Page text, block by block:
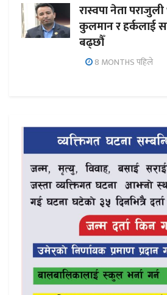
रास्वपा नेता
कुलमान र हर्कलाई
बढ्छौँ
8 MONTHS पहिले